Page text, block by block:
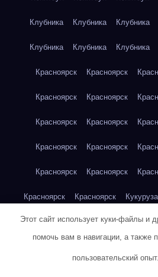
Клубника Клубника Клубника
Клубника Клубника Клубника
Красноярск Красноярск
Красноярск Красноярск
Красноярск Красноярск
Красноярск Красноярск
Красноярск Красноярск
Красноярск Красноярск Кукуруза
Кукуруза Кукуруза Кукуруза
Этот сайт использует куки-файлы и
помочь вам в навигации, а также
пользовательский опыт.